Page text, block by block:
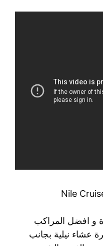
و افضل المراكب
عشاء نيلية بجانب